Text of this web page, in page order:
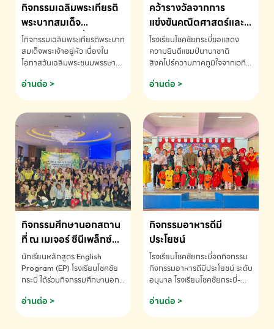
กิจกรรมเฉลิมพระเกียรติ
พระบาทสมเด็จ
พระเจ้าอยู่หัว เนื่องใน
โอกาสวันเฉลิม
พระชนมพรรษา
โกิจกรรมเฉลิมพระเกียรติพระบาท
สมเด็จพระเจ้าอยู่หัว เนื่องใน
โอกาสวันเฉลิมพระชนมพรรษา
ข้อมูลเพิ่มเติม โทร. 075-691910
อ่านต่อ >
คว้ารางวัลจากการ
แข่งขันคณิตศาสตร์และ
คณิตคิดเร็วนานาชาติ
ครั้งที่ 46 ประจำปี 2569
ณ ประเทศสิงคโปร์
โรงเรียนโชคชัยกระบี่ขอแสดง
ความยินดีแชมป์นานาชาติ
สิงคโปร์ความภาคภูมิใจจากเวที
ด.ช.พัทธนันท์ พรหมพันธ์ ชั้น
อนุบาล EP K3 โรงเรียนโชคชัย
แข่งขันคณิตศาสตร์และคณิตคิด
เร็วนานาชาติ ครั้งที่ 46 ประจำปี
2569 ณ ประเทศสิงคโปร์
INTERNATIONAL
MATHEMATICS AND
MENTAL ARITHMETIC
COMPETITION 2026 - ถ้วย
รางวัลรองชนะเลิศอันดับที่ 2
Mental Arithmetic
Competition K2 - ถ้วยรางวัล
รองชนะเลิศอันดับที่ 2 Mental
K2(Grop) โรงเรียนโชคชัยกระบี่-
สอบถามข้อมูลเพิ่มเติม โทร.
075-691910
อ่านต่อ >
กิจกรรมศึกษานอกสถาน
ที่ ณ เมเจอร์ ซีนีเพล็กซ์
ระดับประถมศึกษา (EP.1-
6)
นักเรียนหลักสูตร English
Program (EP) โรงเรียนโชคชัย
กระบี่ ได้ร่วมกิจกรรมศึกษานอก
ชมภาพยนตร์ Toy Story 5
(Soundtrack)เพื่อเสริมทักษะ
อ่านต่อ >
กิจกรรมอาหารดีมี
ประโยชน์
โรงเรียนโชคชัยกระบี่จดกิจกรรม
กิจกรรมอาหารดีมีประโยชน์ ระดับ
อนุบาล โรงเรียนโชคชัยกระบี่-
075-691910
อ่านต่อ >